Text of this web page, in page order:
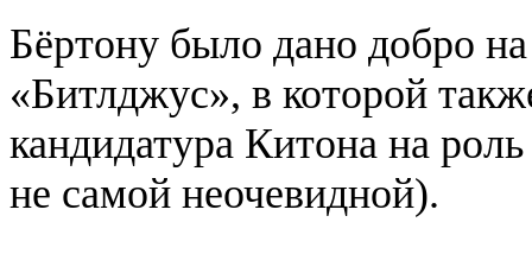
Бёртону было дано добро
«Битлджус», в которой
кандидатура Китона на
не самой неочевидной).